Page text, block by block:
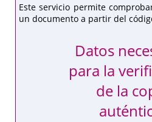
Este servicio permite
un documento a partir del
Datos
para la
de la